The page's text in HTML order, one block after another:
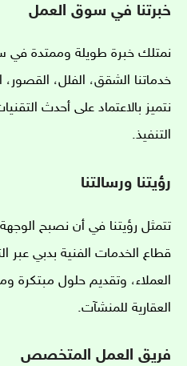
خبرتنا في سوق العمل
نمتلك خبرة طويلة وممتدة في
خدماتنا الشقق، الفلل، القصور،
نتميز بالاعتماد على أحدث
التنفيذ.
رؤيتنا ورسالتنا
تتمثل رؤيتنا في أن نصبح
قطاع الخدمات الفنية بدبي عبر
العملاء، وتقديم حلول مبتكرة
العقارية للمنشآت.
فريق العمل المتخصص